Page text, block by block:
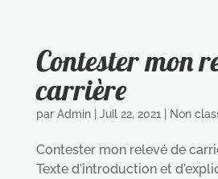
Contester mon
carrière
par Admin| Juil 22, 2021 Non
Contester mon relevé de
Texte d'introduction et